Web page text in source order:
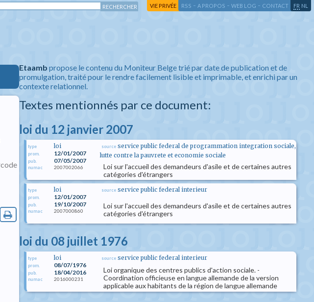
VIE PRIVÉE RSS - A PROPOS - WEB LOG - CONTACT FR NL
Etaamb propose le contenu du Moniteur Belge trié par date de publication et de
promulgation, traité pour le rendre facilement lisible et imprimable, et enrichi par un
contexte relationnel.
Textes mentionnés par ce document:
loi du 12 janvier 2007
type loi
prom. 12/01/2007
pub. 07/05/2007
numac 2007002066
source service public federal de programmation integration sociale,
lutte contre la pauvrete et economie sociale
Loi sur l'accueil des demandeurs d'asile et de certaines autres
catégories d'étrangers
type loi
prom. 12/01/2007
pub. 19/10/2007
numac 2007000860
source service public federal interieur
Loi sur l'accueil des demandeurs d'asile et de certaines autres
catégories d'étrangers
loi du 08 juillet 1976
type loi
prom. 08/07/1976
pub. 18/04/2016
numac 2016000231
source service public federal interieur
Loi organique des centres publics d'action sociale. -
Coordination officieuse en langue allemande de la version
applicable aux habitants de la région de langue allemande